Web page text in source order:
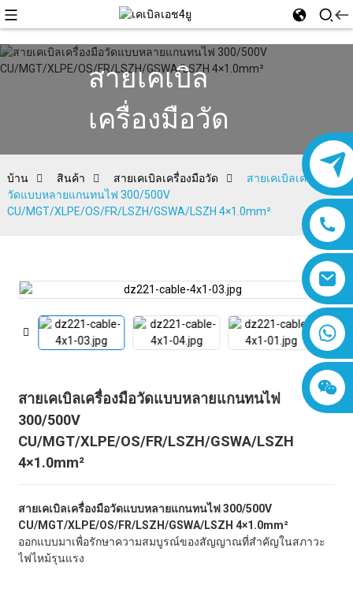
8618019377761
สายเคเบิล
เครื่องมือวัด
บ้าน สินค้า สายเคเบิลเครื่องมือวัด
สายเคเบิลเครื่องมือ
วัดแบบหลายแกนทนไฟ 300/500V
CU/MGT/XLPE/OS/FR/LSZH/GSWA/LSZH 4×1.0mm²
สายเคเบิลเครื่องมือวัดแบบหลายแกนทนไฟ
300/500V
CU/MGT/XLPE/OS/FR/LSZH/GSWA/LSZH
4×1.0mm²
สายเคเบิลเครื่องมือวัดแบบหลายแกนทนไฟ 300/500V
CU/MGT/XLPE/OS/FR/LSZH/GSWA/LSZH 4×1.0mm²
ออกแบบมาเพื่อรักษาความสมบูรณ์ของสัญญาณที่สำคัญในสภาวะ
ไฟไหม้รุนแรง